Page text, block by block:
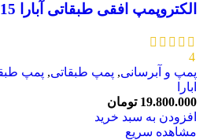
الکتروپمپ افقی طبقاتی آبارا Compact A 15
4
پمپ و آبرسانی, پمپ طبقاتی, پمپ
ابارا
19.800.000 تومان
افزودن به سبد خرید
مشاهده سریع